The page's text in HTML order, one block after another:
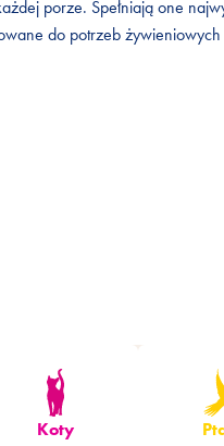
porze. Spełniają one
do potrzeb
porze. Spełniają one
do potrzeb
Koty